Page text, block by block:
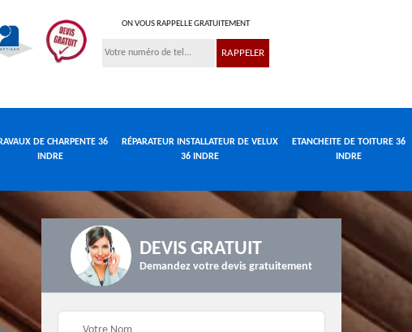
ON VOUS RAPPELLE GRATUITEMENT
DE CHARPENTE 36
INDRE
RÉPARATEUR INSTALLATEUR DE VELUX
36 INDRE
ETANCHEITE DE TOITURE 36
INDRE
fuite de
Indre
Travaux de charpente
36 Indre
Réparateur
installateur de velux
36 Indre
DEVIS GRATUIT
Demandez votre devis gratuitement